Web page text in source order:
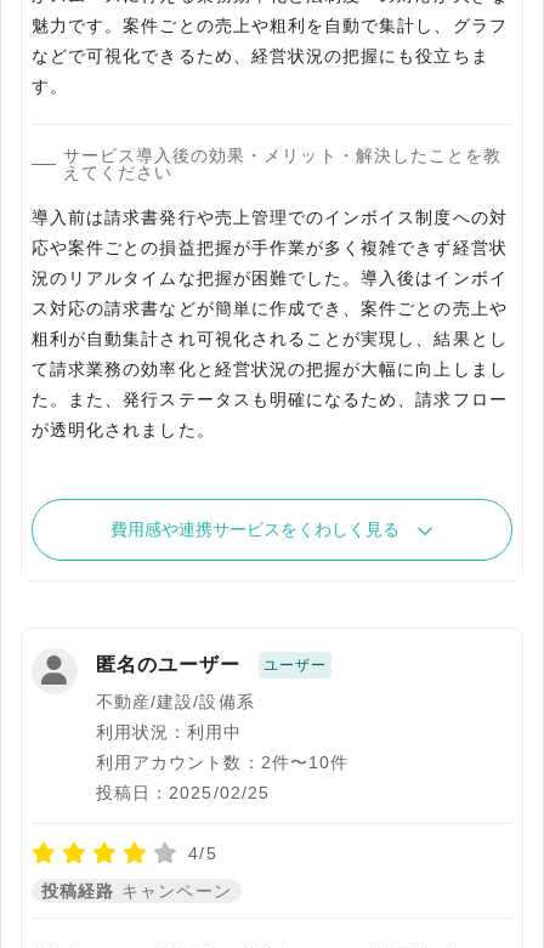
魅力です。案件ごとの売上や粗利を自動で集計し、グラフ
などで可視化できるため、経営状況の把握にも役立ちま
す。
サービス導入後の効果・メリット・解決したことを教
えてください
導入前は請求書発行や売上管理でのインボイス制度への対
応や案件ごとの損益把握が手作業が多く複雑できず経営状
況のリアルタイムな把握が困難でした。導入後はインボイ
ス対応の請求書などが簡単に作成でき、案件ごとの売上や
粗利が自動集計され可視化されることが実現し、結果とし
て請求業務の効率化と経営状況の把握が大幅に向上しまし
た。また、発行ステータスも明確になるため、請求フロー
が透明化されました。
費用感や連携サービスをくわしく見る
匿名のユーザー ユーザー
不動産/建設/設備系
利用状況：利用中
利用アカウント数：2件〜10件
投稿日：2025/02/25
4/5
投稿経路 キャンペーン